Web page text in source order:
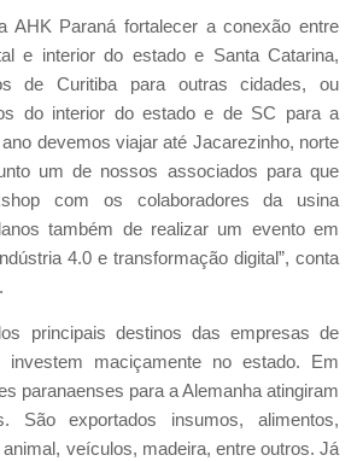
AHK Paraná fortalecer a conexão entre
e interior do estado e Santa Catarina,
de Curitiba para outras cidades, ou
do interior do estado e de SC para a
devemos viajar até Jacarezinho, norte
um de nossos associados para que
com os colaboradores da usina
também de realizar um evento em
4.0 e transformação digital”, conta
principais destinos das empresas de
investem maciçamente no estado. Em
paranaenses para a Alemanha atingiram
São exportados insumos, alimentos,
veículos, madeira, entre outros. Já